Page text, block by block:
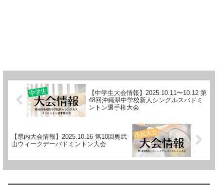
【中学生大会情報】2025.10.11〜10.12 第
48回沖縄県中学校新人シングルスバドミ
ントン選手権大会
【県内大会情報】2025.10.16 第10回奥武
山ウィークデーバドミントン大会